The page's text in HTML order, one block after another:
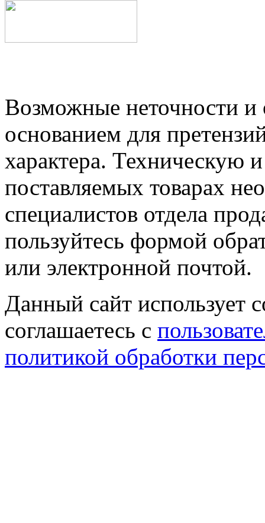
Возможные неточности и
основанием для
характера.
поставляемых товарах
специалистов отдела
пользуйтесь формой
или электронной почтой.
Данный сайт использует
соглашаетесь с
политикой обработки